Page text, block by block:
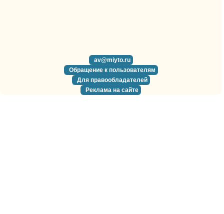
av@miyto.ru
Обращение к пользователям
Для правообладателей
Реклама на сайте